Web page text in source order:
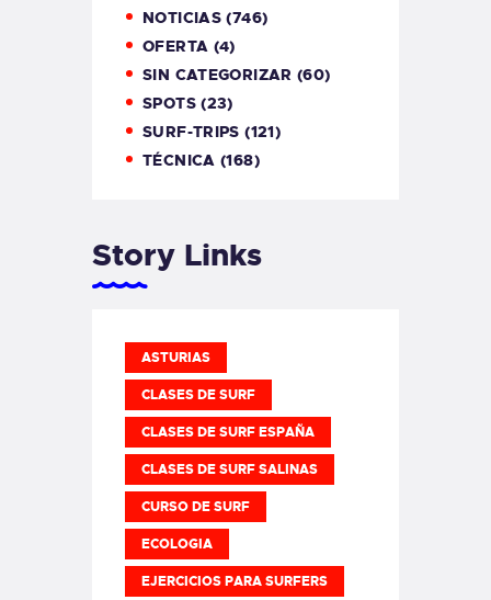
NOTICIAS (746)
OFERTA (4)
SIN CATEGORIZAR (60)
SPOTS(23)
SURF-TRIPS (121)
TÉCNICA (168)
Story Links
ASTURIAS
CLASES DE SURF
CLASES DE SURF ESPAÑA
CLASES DE SURF SALINAS
CURSO DE SURF
ECOLOGIA
EJERCICIOS PARA SURFERS